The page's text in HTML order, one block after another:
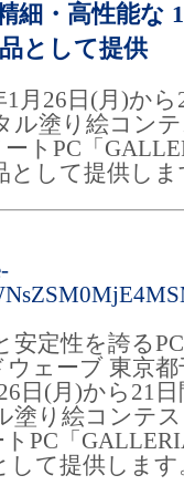
・高性能な
として提供
1月26日(月)か
ル塗り絵コン
トPC「
として提供し
安定性を誇る
ェーブ 東京
日(月)から21
塗り絵コンテ
PC「
して提供します